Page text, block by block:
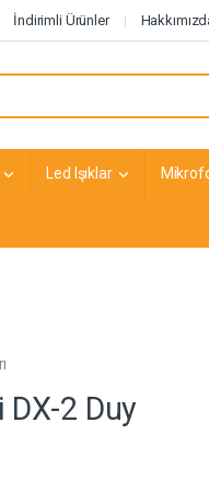
İndirimli Ürünler
Led Işıklar
2 Duy